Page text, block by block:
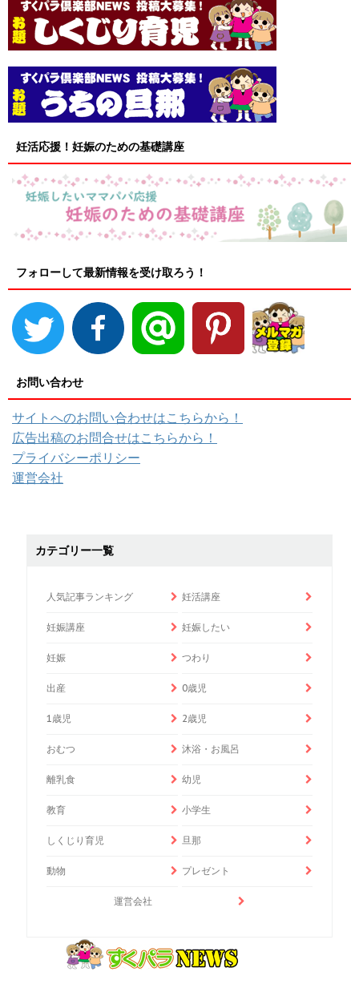
妊活応援！妊娠のための基礎講座
フォローして最新情報を受け取ろう！
お問い合わせ
サイトへのお問い合わせはこちらから！
広告出稿のお問合せはこちらから！
プライバシーポリシー
運営会社
カテゴリー一覧
人気記事ランキング 妊活講座
妊娠講座 妊娠したい
妊娠 つわり
出産 0歳児
1歳児 2歳児
おむつ 沐浴・お風呂
離乳食 幼児
教育 小学生
しくじり育児 旦那
動物 プレゼント
運営会社